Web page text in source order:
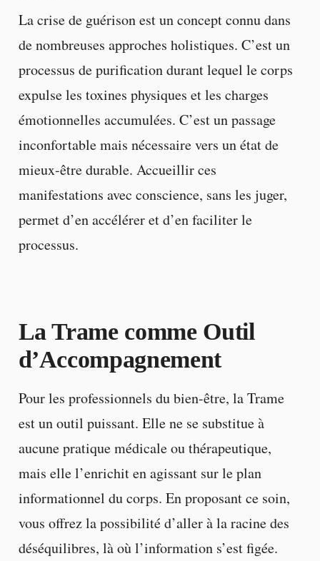
La crise de guérison est un concept connu dans
de nombreuses approches holistiques. C’est un
processus de purification durant lequel le corps
expulse les toxines physiques et les charges
émotionnelles accumulées. C’est un passage
inconfortable mais nécessaire vers un état de
mieux-être durable. Accueillir ces
manifestations avec conscience, sans les juger,
permet d’en accélérer et d’en faciliter le
processus.
La Trame comme Outil
d’Accompagnement
Pour les professionnels du bien-être, la Trame
est un outil puissant. Elle ne se substitue à
aucune pratique médicale ou thérapeutique,
mais elle l’enrichit en agissant sur le plan
informationnel du corps. En proposant ce soin,
vous offrez la possibilité d’aller à la racine des
déséquilibres, là où l’information s’est figée.